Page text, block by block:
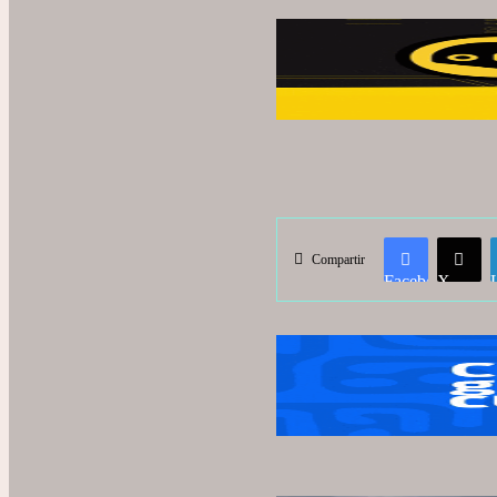
Compartir
Facebook
X